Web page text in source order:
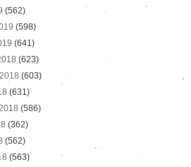
(562)
(598)
(641)
(623)
(603)
(631)
(586)
(362)
(562)
(563)